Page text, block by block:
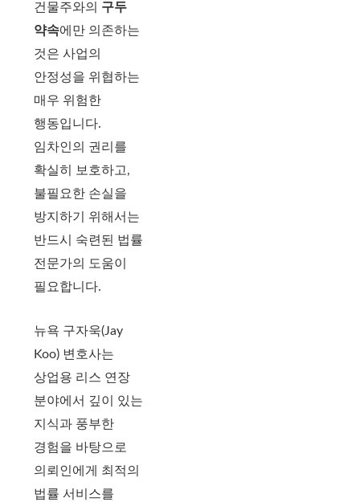
건물주와의 구두
약속에만 의존하는
것은 사업의
안정성을 위협하는
매우 위험한
행동입니다.
임차인의 권리를
확실히 보호하고,
불필요한 손실을
방지하기 위해서는
반드시 숙련된 법률
전문가의 도움이
필요합니다.
뉴욕 구자욱(Jay
Koo) 변호사는
상업용 리스 연장
분야에서 깊이 있는
지식과 풍부한
경험을 바탕으로
의뢰인에게 최적의
법률 서비스를